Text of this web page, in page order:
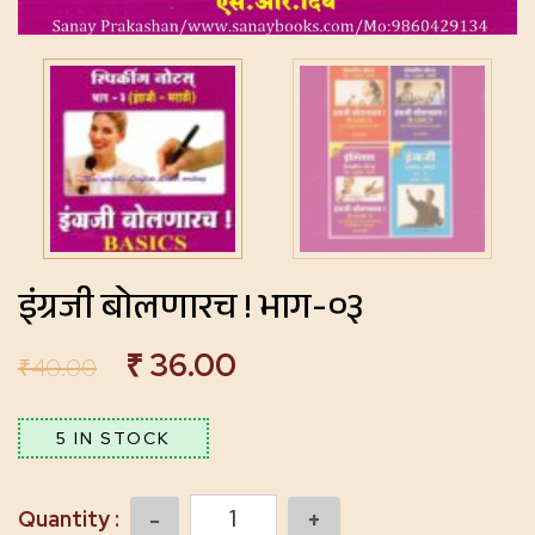
इंग्रजी बोलणारच ! भाग-०३
₹40.00 ₹ 36.00
5 IN STOCK